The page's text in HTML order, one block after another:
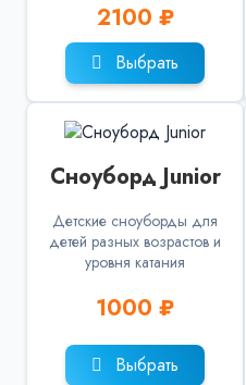
2100 ₽
Выбрать
Сноуборд Junior
Детские сноуборды для
детей разных возрастов и
уровня катания
1000 ₽
Выбрать